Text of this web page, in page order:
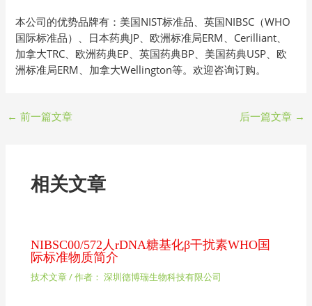
本公司的优势品牌有：美国NIST标准品、英国NIBSC（WHO
国际标准品）、日本药典JP、欧洲标准局ERM、Cerilliant、
加拿大TRC、欧洲药典EP、英国药典BP、美国药典USP、欧
洲标准局ERM、加拿大Wellington等。欢迎咨询订购。
← 前一篇文章 后一篇文章 →
相关文章
NIBSC00/572人rDNA糖基化β干扰素WHO国
际标准物质简介
技术文章/ 作者： 深圳德博瑞生物科技有限公司